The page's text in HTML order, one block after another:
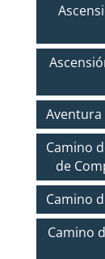
Aventura
Camino
de
Camino
Camino